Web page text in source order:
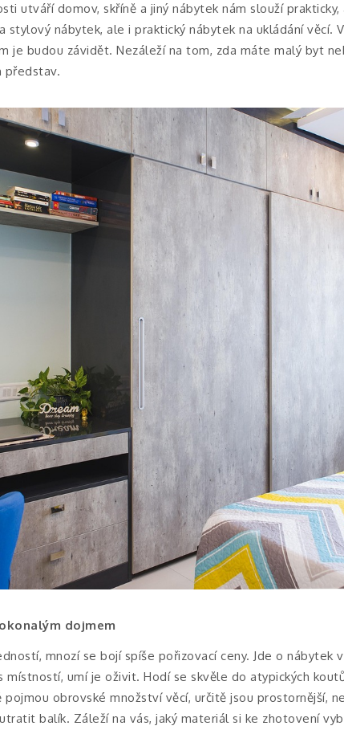
utváří domov, skříně a jiný nábytek nám slouží
stylový nábytek, ale i praktický nábytek na ukládání věcí.
je budou závidět. Nezáleží na tom, zda máte malý byt
představ.
dojmem
mnozí se bojí spíše pořizovací ceny. Jde o nábytek
umí je oživit. Hodí se skvěle do atypických
obrovské množství věcí, určitě jsou prostornější,
balík. Záleží na vás, jaký materiál si ke zhotovení